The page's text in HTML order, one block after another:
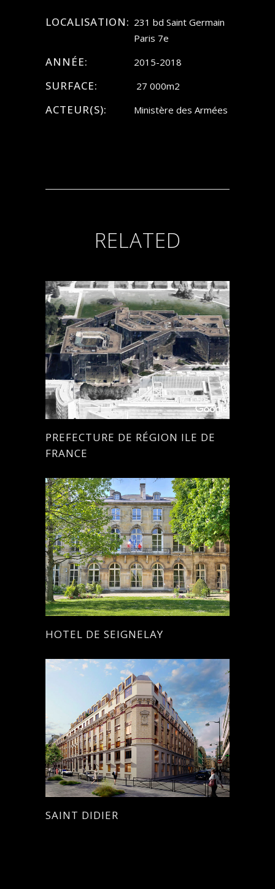
LOCALISATION: 231 bd Saint Germain
Paris 7e
ANNÉE: 2015-2018
SURFACE: 27 000m2
ACTEUR(S): Ministère des Armées
RELATED
PREFECTURE DE RÉGION ILE DE
FRANCE
HOTEL DE SEIGNELAY
SAINT DIDIER